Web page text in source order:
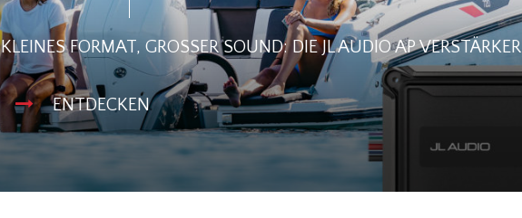
KLEINES FORMAT, GROSSER SOUND: DIE JL AUDIO AP VERSTÄRKER
ENTDECKEN